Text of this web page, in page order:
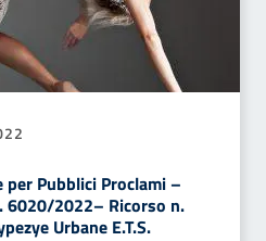
Pubblici Proclami –
6020/2022– Ricorso n.
Urbane E.T.S.